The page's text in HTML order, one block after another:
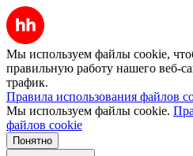
Мы используем файлы cookie,
правильную работу нашего веб-
трафик.
Правила использования файлов
Мы используем файлы cookie.
файлов cookie
Понятно